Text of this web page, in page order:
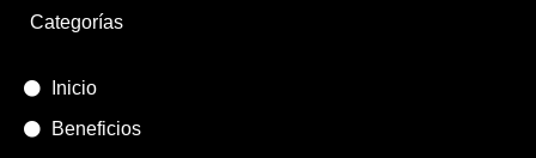
Categorías
Inicio
Beneficios